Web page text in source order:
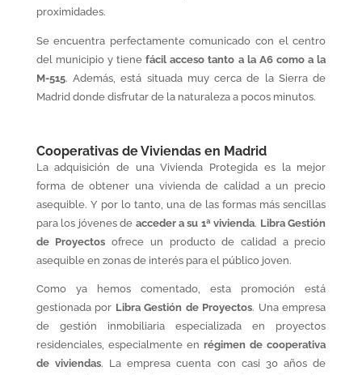
proximidades.
Se encuentra perfectamente comunicado con el centro
del municipio y tienefácil acceso tanto a la A6 como a la
M-515. Además, está situada muy cerca de la Sierra de
Madrid donde disfrutar de la naturaleza a pocos minutos.
Cooperativas de Viviendas en Madrid
La adquisición de una Vivienda Protegida es la mejor
forma de obtener una vivienda de calidad a un precio
asequible. Y por lo tanto, una de las formas más sencillas
para los jóvenes de acceder a su 1ª vivienda. Libra Gestión
de Proyectos ofrece un producto de calidad a precio
asequible en zonas de interés para el público joven.
Como ya hemos comentado, esta promoción está
gestionada por Libra Gestión de Proyectos. Una empresa
de gestión inmobiliaria especializada en proyectos
residenciales, especialmente en régimen de cooperativa
de viviendas. La empresa cuenta con casi 30 años de